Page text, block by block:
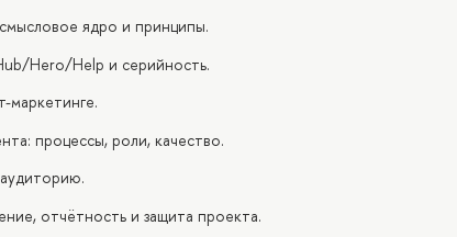
ядро и принципы.
Hero/Help и серийность.
маркетинге.
процессы, роли, качество.
отчётность и защита проекта.